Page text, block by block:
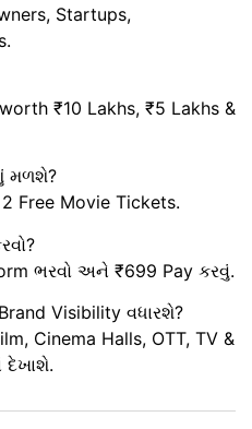
Startups,
₹10 Lakhs, ₹5 Lakhs &
મળશે?
Free Movie Tickets.
ભરવો અને ₹699 Pay કરવું.
Visibility વધારશે?
Cinema Halls, OTT, TV &
દેખાશે.